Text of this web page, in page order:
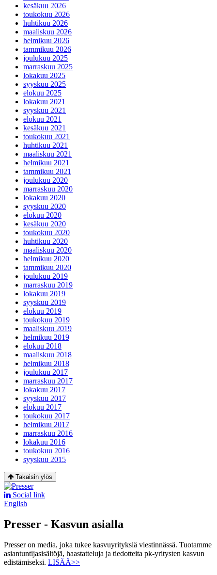
kesäkuu 2026
toukokuu 2026
huhtikuu 2026
maaliskuu 2026
helmikuu 2026
tammikuu 2026
joulukuu 2025
marraskuu 2025
lokakuu 2025
syyskuu 2025
elokuu 2025
lokakuu 2021
syyskuu 2021
elokuu 2021
kesäkuu 2021
toukokuu 2021
huhtikuu 2021
maaliskuu 2021
helmikuu 2021
tammikuu 2021
joulukuu 2020
marraskuu 2020
lokakuu 2020
syyskuu 2020
elokuu 2020
kesäkuu 2020
toukokuu 2020
huhtikuu 2020
maaliskuu 2020
helmikuu 2020
tammikuu 2020
joulukuu 2019
marraskuu 2019
lokakuu 2019
syyskuu 2019
elokuu 2019
toukokuu 2019
maaliskuu 2019
helmikuu 2019
elokuu 2018
maaliskuu 2018
helmikuu 2018
joulukuu 2017
marraskuu 2017
lokakuu 2017
syyskuu 2017
elokuu 2017
toukokuu 2017
helmikuu 2017
marraskuu 2016
lokakuu 2016
toukokuu 2016
syyskuu 2015
Takaisin ylös
Social link
English
Presser - Kasvun asialla
Presser on media, joka tukee kasvuyrityksiä viestinnässä. Tuotamme
asiantuntijasisältöjä, haastatteluja ja tiedotteita pk-yritysten kasvun
edistämiseksi. LISÄÄ>>